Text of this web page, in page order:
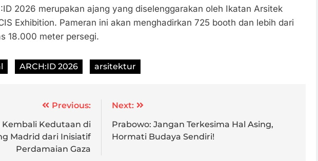
2026 merupakan ajang yang diselenggarakan oleh Ikatan Arsitek
Exhibition. Pameran ini akan menghadirkan 725 booth dan lebih dari
18.000 meter persegi.
ARCH:ID 2026 arsitektur
Previous:
Kembali Kedutaan di
Madrid dari Inisiatif
Perdamaian Gaza
Next:
Prabowo: Jangan Terkesima Hal Asing,
Hormati Budaya Sendiri!